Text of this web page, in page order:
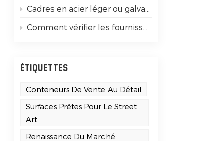
Cadres en acier léger ou galvanisés robustes : guide simple pour débutants
Comment vérifier les fournisseurs de maisons conteneurs certifiés ISO 9001
ÉTIQUETTES
Conteneurs De Vente Au Détail
Surfaces Prêtes Pour Le Street
Art
Renaissance Du Marché